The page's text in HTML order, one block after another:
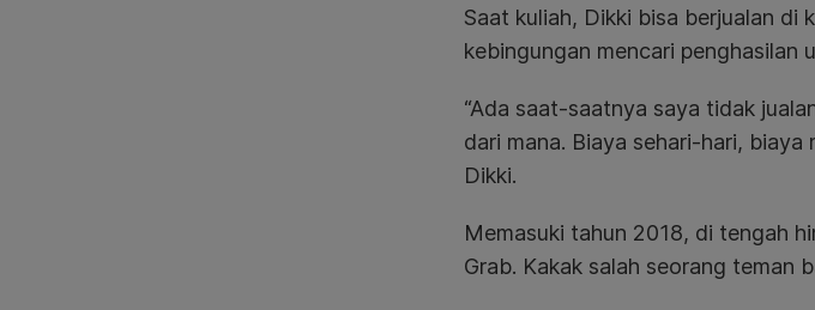
Saat kuliah, Dikki bisa berjualan di
kebingungan mencari penghasilan
“Ada saat-saatnya saya tidak
dari mana. Biaya sehari-hari, biaya
Dikki.
Memasuki tahun 2018, di tengah
Grab. Kakak salah seorang teman